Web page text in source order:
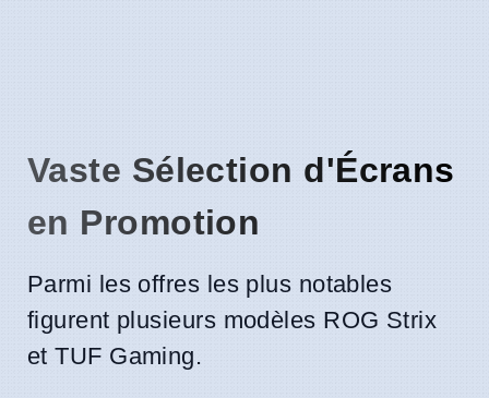
Vaste Sélection d'Écrans
en Promotion
Parmi les offres les plus notables
figurent plusieurs modèles ROG Strix
et TUF Gaming.